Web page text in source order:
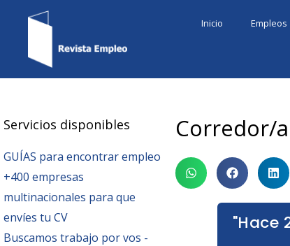
Inicio Empleos
Servicios disponibles
GUÍAS para encontrar empleo
+400 empresas
multinacionales para que
envíes tu CV
Buscamos trabajo por vos -
Corredor/
"Hace